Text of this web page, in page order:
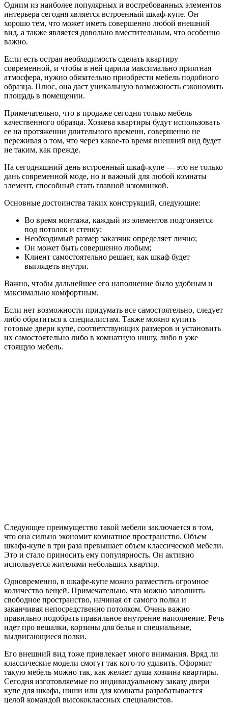
Одним из наиболее популярных и востребованных элементов
интерьера сегодня является встроенный шкаф-купе. Он
хорошо тем, что может иметь совершенно любой внешний
вид, а также является довольно вместительным, что особенно
важно.
Если есть острая необходимость сделать квартиру
современной, и чтобы в ней царила максимально приятная
атмосфера, нужно обязательно приобрести мебель подобного
образца. Плюс, она даст уникальную возможность сэкономить
площадь в помещении.
Примечательно, что в продаже сегодня только мебель
качественного образца. Хозяева квартиры будут использовать
ее на протяжении длительного времени, совершенно не
переживая о том, что через какое-то время внешний вид будет
не таким, как прежде.
На сегодняшний день встроенный шкаф-купе — это не только
дань современной моде, но и важный для любой комнаты
элемент, способный стать главной изюминкой.
Основные достоинства таких конструкций, следующие:
Во время монтажа, каждый из элементов подгоняется
под потолок и стенку;
Необходимый размер заказчик определяет лично;
Он может быть совершенно любым;
Клиент самостоятельно решает, как шкаф будет
выглядеть внутри.
Важно, чтобы дальнейшее его наполнение было удобным и
максимально комфортным.
Если нет возможности придумать все самостоятельно, следует
либо обратиться к специалистам. Также можно купить
готовые двери купе, соответствующих размеров и установить
их самостоятельно либо в комнатную нишу, либо в уже
стоящую мебель.
Следующее преимущество такой мебели заключается в том,
что она сильно экономит комнатное пространство. Объем
шкафа-купе в три раза превышает объем классической мебели.
Это и стало приносить ему популярность. Он активно
используется жителями небольших квартир.
Одновременно, в шкафе-купе можно разместить огромное
количество вещей. Примечательно, что можно заполнить
свободное пространство, начиная от самого полка и
заканчивая непосредственно потолком. Очень важно
правильно подобрать правильное внутренне наполнение. Речь
идет про вешалки, корзины для белья и специальные,
выдвигающиеся полки.
Его внешний вид тоже привлекает много внимания. Вряд ли
классические модели смогут так кого-то удивить. Оформит
такую мебель можно так, как желает душа хозяина квартиры.
Сегодня изготовляемые по индивидуальному заказу двери
купе для шкафа, ниши или для комнаты разрабатывается
целой командой высококлассных специалистов.